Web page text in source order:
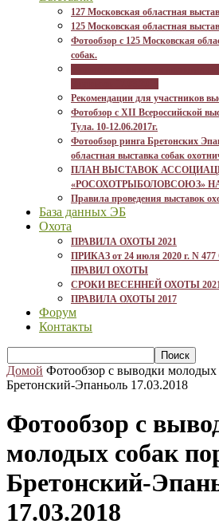
127 Московская областная
125 Московская областная
Фотообзор с 125 Московская
собак.
Рекомендации для участников
Фотобзор с XII Всероссийской
Тула. 10-12.06.2017г.
Фотообзор ринга Бретонских
областная выставка собак
ПЛАН ВЫСТАВОК
«РОСОХОТРЫБОЛОВСОЮЗ» НА
Правила проведения выставок
База данных ЭБ
Охота
ПРАВИЛА ОХОТЫ 2021
ПРИКАЗ от 24 июля 2020 г. N
ПРАВИЛ ОХОТЫ
СРОКИ ВЕСЕННЕЙ ОХОТЫ
ПРАВИЛА ОХОТЫ 2017
Форум
Контакты
Домой Фотообзор с выводки
Бретонский-Эпаньоль 17.03.2018
Фотообзор с
молодых собак
Бретонский-
17.03.2018